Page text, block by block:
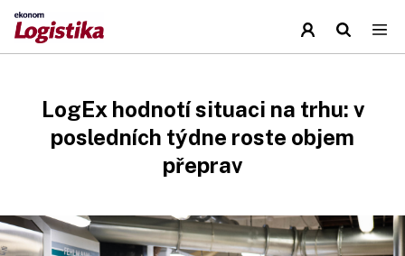
LogEx hodnotí situaci na trhu: v
posledních týdne roste objem
přeprav